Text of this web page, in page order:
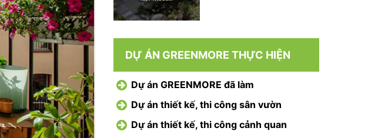
DỰ ÁN GREENMORE THỰC HIỆN
Dự án GREENMORE đã làm
Dự án thiết kế, thi công sân vườn
Dự án thiết kế, thi công cảnh quan